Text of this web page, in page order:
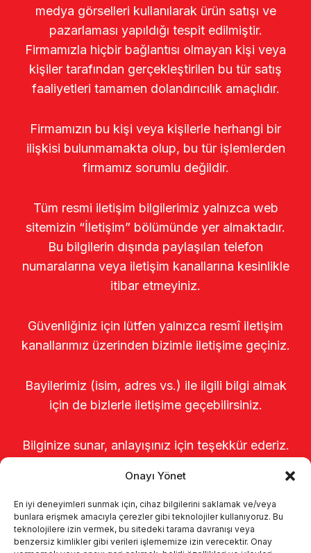
Onayı Yönet
En iyi deneyimleri sunmak için, cihaz bilgilerini saklamak ve/veya
bunlara erişmek amacıyla çerezler gibi teknolojiler kullanıyoruz. Bu
teknolojilere izin vermek, bu sitedeki tarama davranışı veya
benzersiz kimlikler gibi verileri işlememize izin verecektir. Onay
medya görselleri kullanılarak ürün satışı ve
pazarlaması yapıldığı tespit edilmiştir.
Firmamızla hiçbir bağlantısı olmayan kişi veya
kişiler tarafından gerçekleştirilen bu tür satış
faaliyetleri tamamen dolandırıcılık amaçlıdır.
Firmamızın bu kişi veya kişilerle herhangi bir
ilişkisi bulunmamakta olup, bu tür işlemlerden
firmamız sorumlu değildir.
Tüm resmi iletişim bilgilerimiz yalnızca web
sitemizin “İletişim” bölümünde yer almaktadır.
Bu bilgilerin dışında paylaşılan telefon
numaralarına veya iletişim kanallarına kesinlikle
itibar etmeyiniz.
Güvenliğiniz için lütfen yalnızca resmî iletişim
kanallarımız üzerinden bizimle iletişime geçiniz.
Bayilerimiz (isim, adres vs.) ile ilgili bilgi almak
için de bizlerle iletişime geçebilirsiniz.
Bilginize sunar, anlayışınız için teşekkür ederiz.